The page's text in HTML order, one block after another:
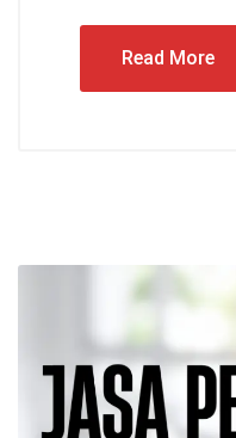
Read More